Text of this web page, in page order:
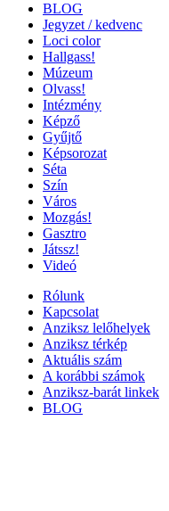
BLOG
Jegyzet / kedvenc
Loci color
Hallgass!
Múzeum
Olvass!
Intézmény
Képző
Gyűjtő
Képsorozat
Séta
Szín
Város
Mozgás!
Gasztro
Játssz!
Videó
Rólunk
Kapcsolat
Anziksz lelőhelyek
Anziksz térkép
Aktuális szám
A korábbi számok
Anziksz-barát linkek
BLOG